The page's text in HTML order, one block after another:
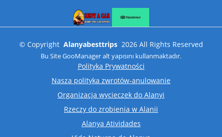
© Copyright Alanyabesttrips 2026 All Rights Reserved
Bu SiteGooManageralt yapısını kullanmaktadır.
Polityka Prywatności
Nasza polityka zwrotów-anulowanie
Organizacja wycieczek do Alanyi
Rzeczy do zrobienia w Alanii
Alanya Atividades